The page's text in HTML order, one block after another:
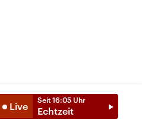
Live
Seit 16:05 Uhr
Echtzeit